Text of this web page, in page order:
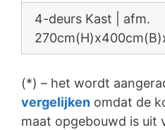
4-deurs Kast | afm.
(*) – het wordt
vergelijken omdat de
maat opgebouwd is uit